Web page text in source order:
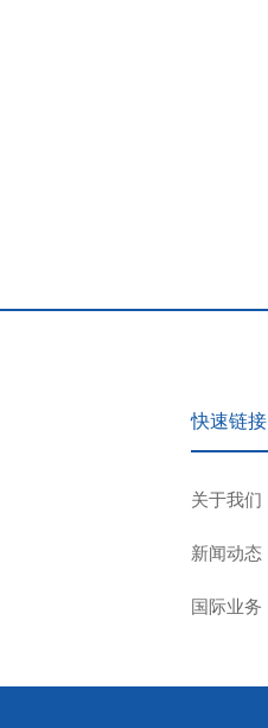
快速链接
关于我们
新闻动态
国际业务